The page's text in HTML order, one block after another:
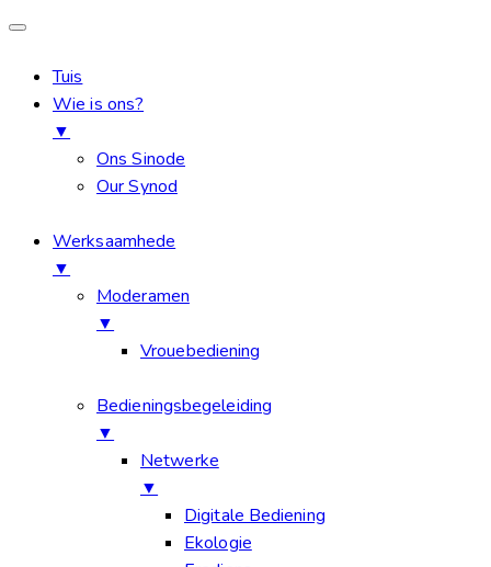
Tuis
Wie is ons?
▼
Ons Sinode
Our Synod
Werksaamhede
▼
Moderamen
▼
Vrouebediening
Bedieningsbegeleiding
▼
Netwerke
▼
Digitale Bediening
Ekologie